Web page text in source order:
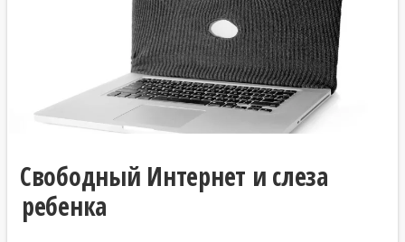
Свободный Интернет и слеза
ребенка